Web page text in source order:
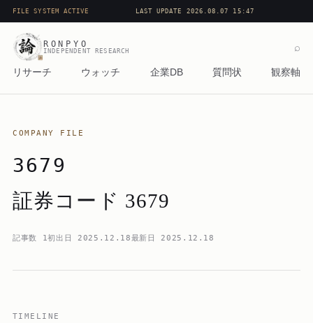
FILE SYSTEM ACTIVE LAST UPDATE 2026.08.07 15:47
RONPYO
INDEPENDENT RESEARCH
リサーチ ウォッチ 企業DB 質問状 観察軸
⌕
COMPANY FILE
3679
証券コード 3679
記事数 1初出日 2025.12.18最新日 2025.12.18
TIMELINE